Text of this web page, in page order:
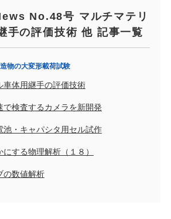
No.48号 マルチマテリ
手の評価技術 他 記事一覧
物の大変形載荷試験
車体用継手の評価技術
で検査するカメラを新開発
池・キャパシタ用セル試作
する物理解析（１８）
の数値解析